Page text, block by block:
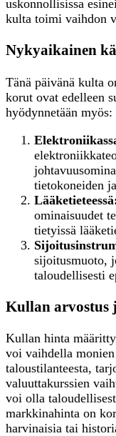
uskonnollisissa
kulta toimi vaihdon
Nykyaikainen
Tänä päivänä kulta
korut ovat edelleen
hyödynnetään myös:
tietokoneiden
ominaisuudet
tietyissä
sijoitusmuoto,
taloudellisesti
Kullan arvostus
Kullan hinta
voi vaihdella
taloustilanteesta,
valuuttakurssien
voi olla
markkinahinta on
harvinaisia tai